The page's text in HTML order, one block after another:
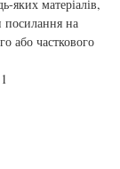
яких матеріалів,
посилання на
або часткового